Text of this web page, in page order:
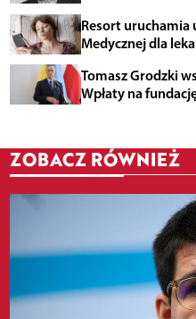
Resort uruchamia
Medycznej dla
Tomasz Grodzki
Wpłaty na
ZOBACZ RÓWNIEŻ